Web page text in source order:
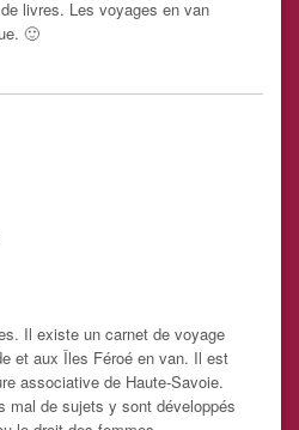
livres. Les voyages en van
🙂
Il existe un carnet de voyage
et aux Îles Féroé en van. Il est
associative de Haute-Savoie.
mal de sujets y sont développés